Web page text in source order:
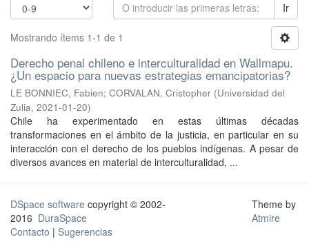
Ir
Mostrando ítems 1-1 de 1
Derecho penal chileno e interculturalidad en Wallmapu.
¿Un espacio para nuevas estrategias emancipatorias?
LE BONNIEC, Fabien; CORVALAN, Cristopher (Universidad del
Zulia, 2021-01-20)
Chile ha experimentado en estas últimas décadas
transformaciones en el ámbito de la justicia, en particular en su
interacción con el derecho de los pueblos indígenas. A pesar de
diversos avances en material de interculturalidad, ...
DSpace software copyright © 2002-
2016 DuraSpace
Contacto | Sugerencias
Theme by
Atmire